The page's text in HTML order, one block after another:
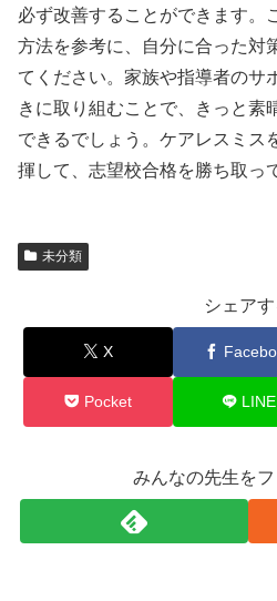
必ず改善することができます。
方法を参考に、自分に合った対
てください。家族や指導者のサ
きに取り組むことで、きっと素
できるでしょう。ケアレスミス
揮して、志望校合格を勝ち取っ
未分類
シェアす
X
Pocket LINE
みんなの先生を